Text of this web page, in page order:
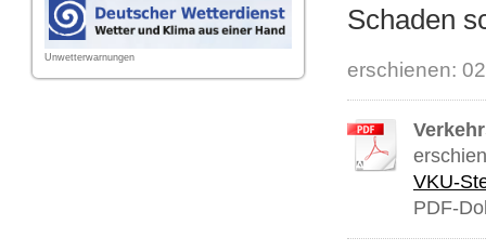
Unwetterwarnungen
Schaden
erschienen:
VKU-
PDF-